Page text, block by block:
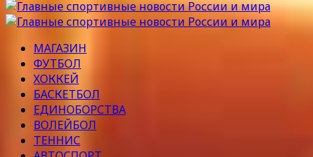
МАГАЗИН
ФУТБОЛ
ХОККЕЙ
БАСКЕТБОЛ
ЕДИНОБОРСТВА
ВОЛЕЙБОЛ
ТЕННИС